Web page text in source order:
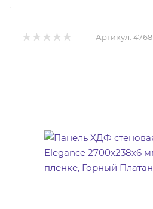
Артикул: 4768